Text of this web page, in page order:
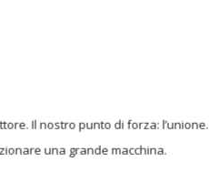
Il nostro punto di forza: l’unione.
una grande macchina.